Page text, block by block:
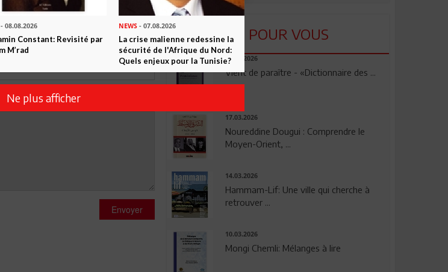
Commentaires
Commenter
Envoyer
LU POUR VOUS
23.04.2026
Vient de paraître - «Dictionnaire des ...
17.03.2026
Noureddine Dougui : Comprendre le
Moyen-Orient, ...
14.03.2026
Hammam-Lif: Une ville qui cherche à
retrouver ...
10.03.2026
Mongi Chemli: Mélanges à lire
- 08.08.2026
Constant: Revisité par
M’rad
NEWS- 07.08.2026
La crise malienne redessine la
sécurité de l'Afrique du Nord:
Quels enjeux pour la Tunisie?
Ne plus afficher